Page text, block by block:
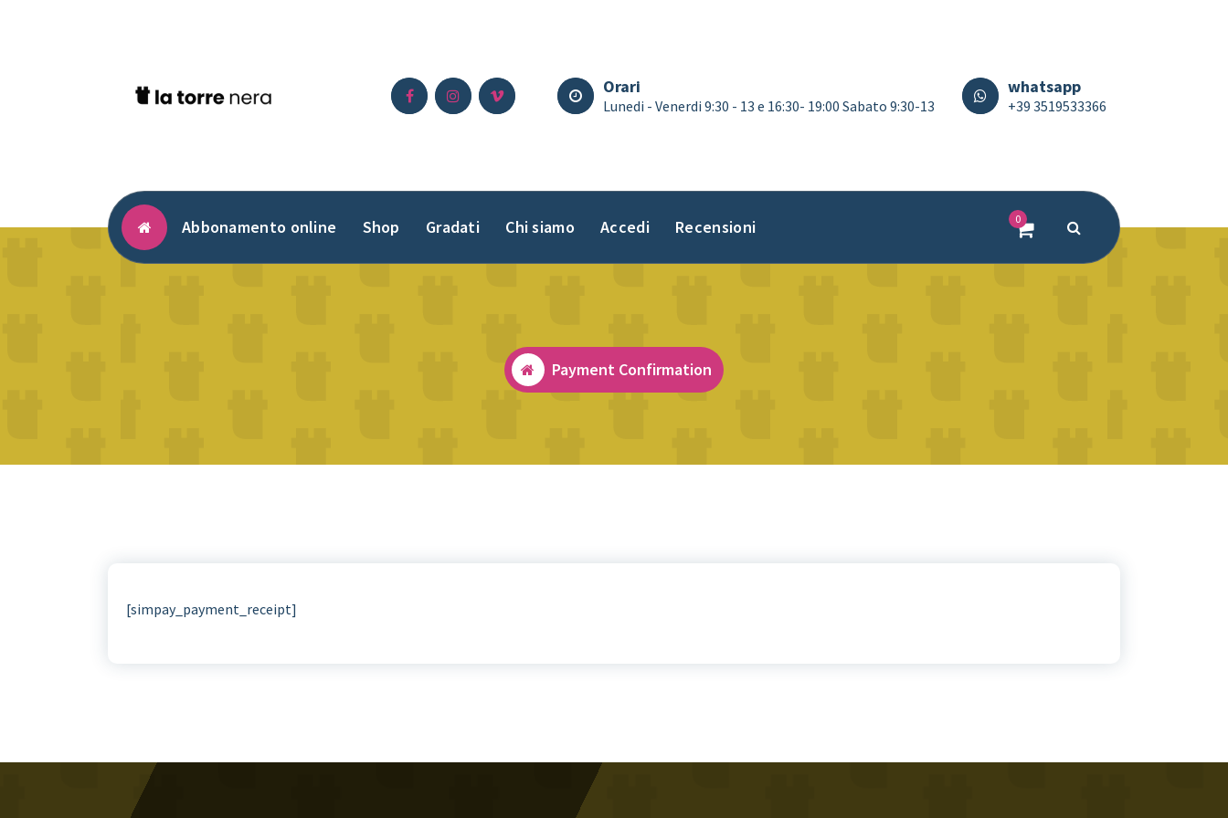
Orari
Lunedi - Venerdi 9:30 - 13 e 16:30- 19:00 Sabato 9:30-13
whatsapp
+39 3519533366
Abbonamento online Shop Gradati Chi siamo Accedi Recensioni 0
Payment Confirmation
[simpay_payment_receipt]